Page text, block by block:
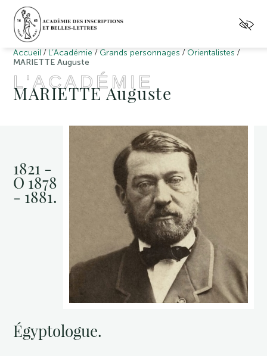
Accueil / L’Académie / Grands personnages / Orientalistes /
MARIETTE Auguste
L'ACADÉMIE
MARIETTE Auguste
1821 -
O 1878
- 1881.
Égyptologue.